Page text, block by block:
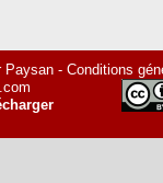
Paysan - Conditions